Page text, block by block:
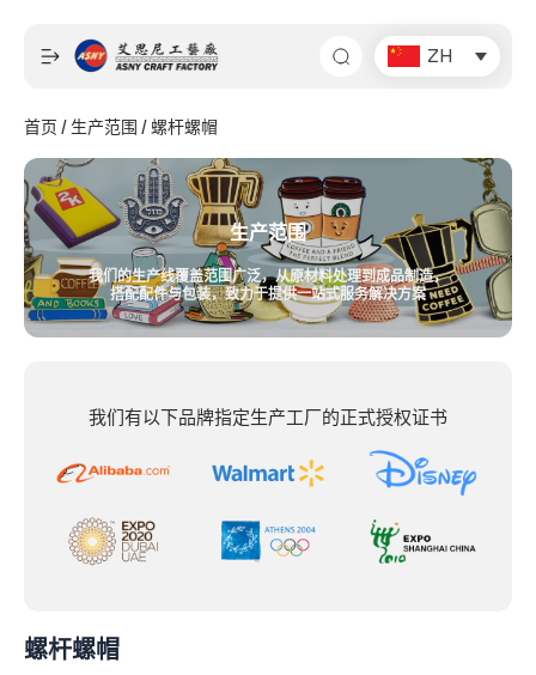
ZH
首页 / 生产范围 / 螺杆螺帽
生产范围
我们的生产线覆盖范围广泛，从原材料处理到成品制造，
搭配配件与包装，致力于提供一站式服务解决方案
我们有以下品牌指定生产工厂的正式授权证书
螺杆螺帽